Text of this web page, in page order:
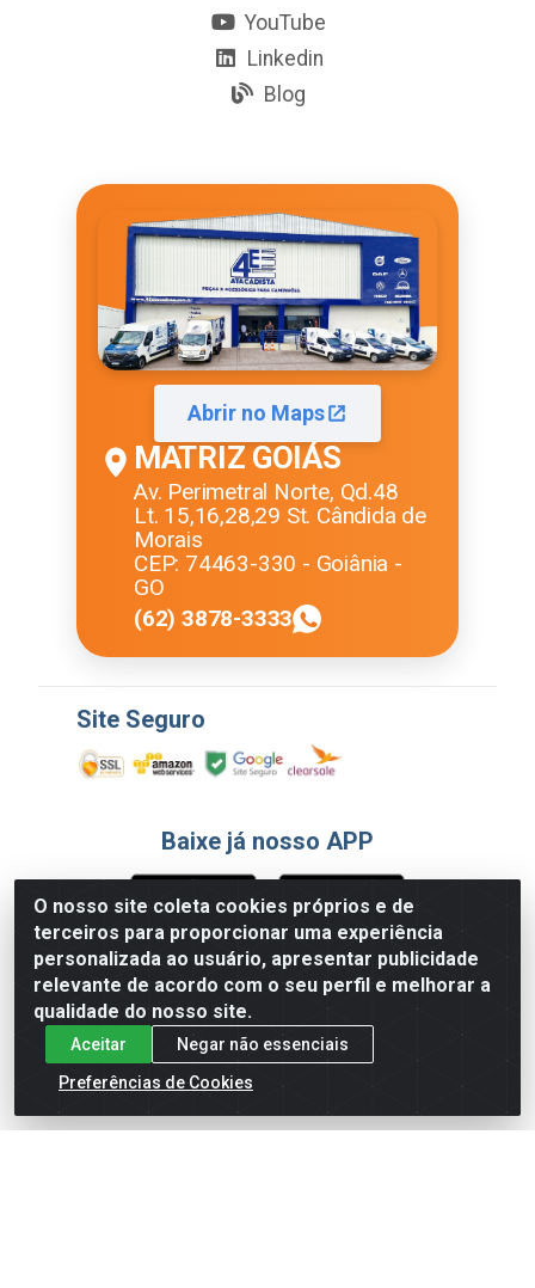
O nosso site coleta cookies próprios e de
terceiros para proporcionar uma experiência
personalizada ao usuário, apresentar publicidade
relevante de acordo com o seu perfil e melhorar a
qualidade do nosso site.
Aceitar
Negar não essenciais
Preferências de Cookies
YouTube
Linkedin
Blog
Abrir no Maps
MATRIZ GOIÁS
Av. Perimetral Norte, Qd.48
Lt. 15,16,28,29 St. Cândida de
Morais
CEP: 74463-330 - Goiânia -
GO
(62) 3878-3333
Site Seguro
Baixe já nosso APP
Formas de Pagamento